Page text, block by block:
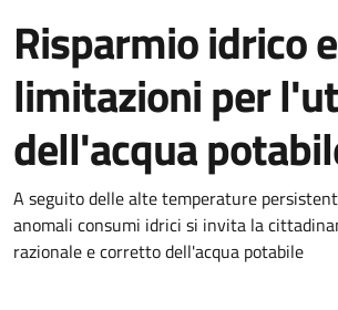
Risparmio idrico e
limitazioni per
dell'acqua
A seguito delle alte temperature
anomali consumi idrici si invita la
razionale e corretto dell'acqua potabile